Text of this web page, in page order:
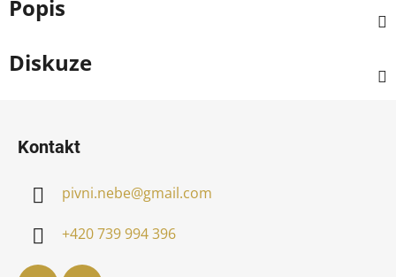
Popis
Diskuze
Kontakt
pivni.nebe@gmail.com
+420 739 994 396